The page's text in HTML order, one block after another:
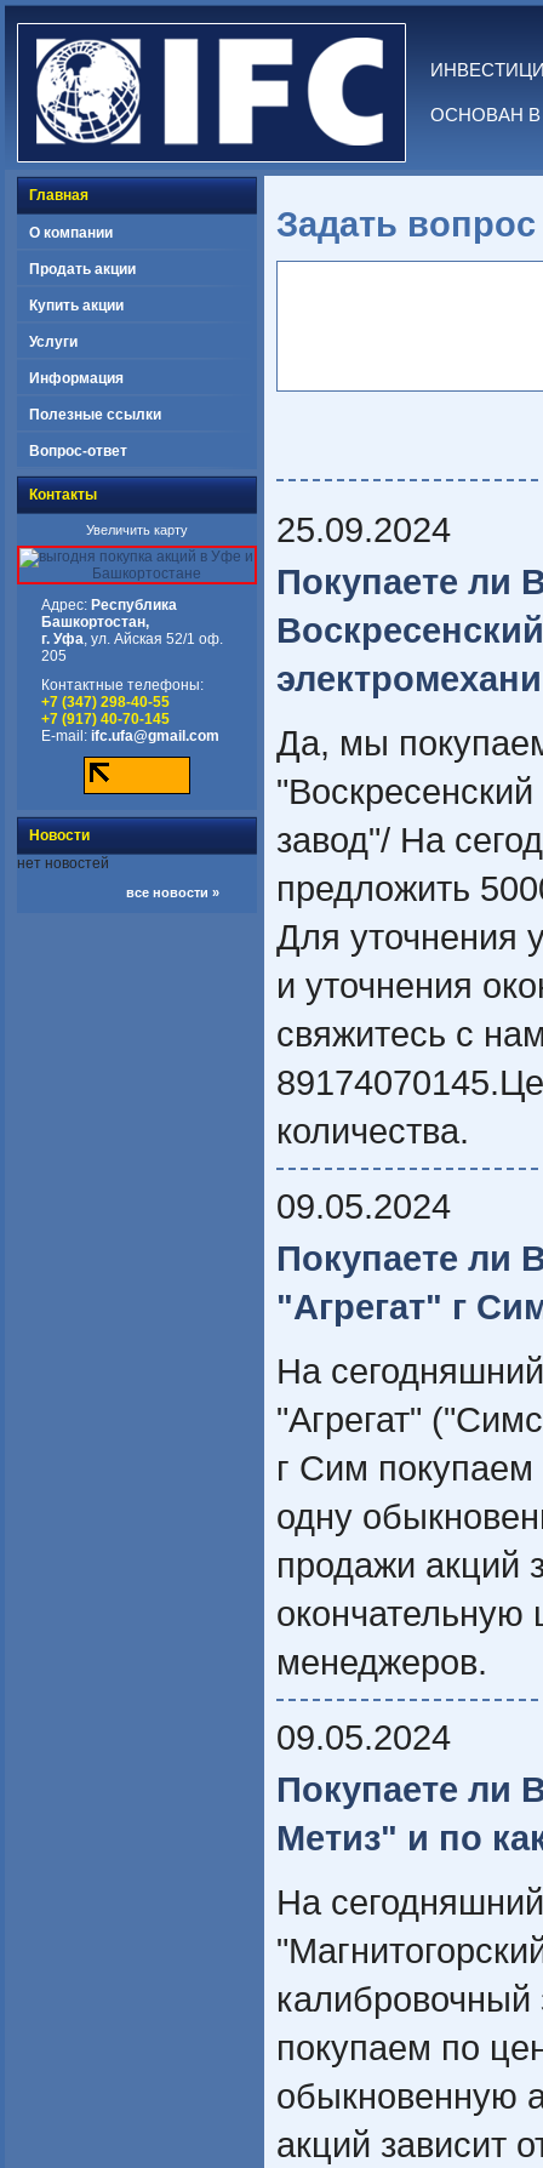
ОСНОВАН В
Главная
О компании
Продать акции
Купить акции
Услуги
Информация
Полезные ссылки
Вопрос-ответ
Контакты
Увеличить карту
Адрес: Республика
Башкортостан,
г. Уфа, ул. Айская 52/1 оф.
205
Контактные телефоны:
+7 (347) 298-40-55
+7 (917) 40-70-145
E-mail: ifc.ufa@gmail.com
Новости
нет новостей
все новости »
Задать вопрос
25.09.2024
Покупаете ли
Воскресенский
Да, мы
завод"/ На
предложить
Для уточнения
и уточнения
свяжитесь с
количества.
09.05.2024
Покупаете ли
"Агрегат" г
На
"Агрегат"
г Сим
одну
продажи акций
окончательную
менеджеров.
09.05.2024
Покупаете
Метиз" и по
На
покупаем по
обыкновенную
акций зависит